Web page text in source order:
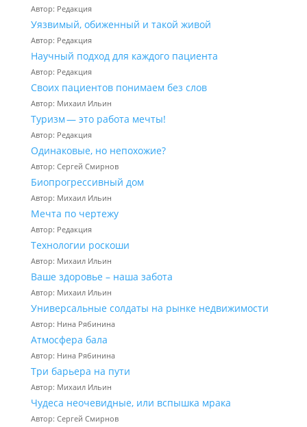
Автор: Редакция
Уязвимый, обиженный и такой живой
Автор: Редакция
Научный подход для каждого пациента
Автор: Редакция
Своих пациентов понимаем без слов
Автор: Михаил Ильин
Туризм — это работа мечты!
Автор: Редакция
Одинаковые, но непохожие?
Автор: Сергей Смирнов
Биопрогрессивный дом
Автор: Михаил Ильин
Мечта по чертежу
Автор: Редакция
Технологии роскоши
Автор: Михаил Ильин
Ваше здоровье – наша забота
Автор: Михаил Ильин
Универсальные солдаты на рынке недвижимости
Автор: Нина Рябинина
Атмосфера бала
Автор: Нина Рябинина
Три барьера на пути
Автор: Михаил Ильин
Чудеса неочевидные, или вспышка мрака
Автор: Сергей Смирнов